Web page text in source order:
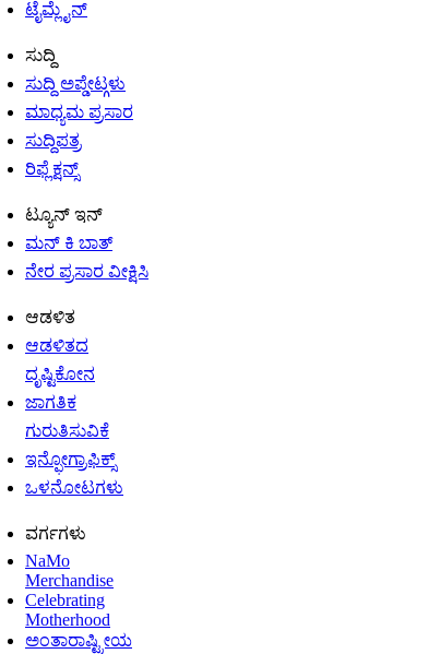
ಟೈಮ್ಲೈನ್
ಸುದ್ದಿ
ಸುದ್ದಿ ಅಪ್ಡೇಟ್ಗಳು
ಮಾಧ್ಯಮ ಪ್ರಸಾರ
ಸುದ್ದಿಪತ್ರ
ರಿಫ್ಲೆಕ್ಷನ್ಸ್
ಟ್ಯೂನ್ ಇನ್
ಮನ್ ಕಿ ಬಾತ್
ನೇರ ಪ್ರಸಾರ ವೀಕ್ಷಿಸಿ
ಆಡಳಿತ
ಆಡಳಿತದ
ದೃಷ್ಟಿಕೋನ
ಜಾಗತಿಕ
ಗುರುತಿಸುವಿಕೆ
ಇನ್ಫೋಗ್ರಾಫಿಕ್ಸ್
ಒಳನೋಟಗಳು
ವರ್ಗಗಳು
NaMo
Merchandise
Celebrating
Motherhood
ಅಂತಾರಾಷ್ಟ್ರೀಯ